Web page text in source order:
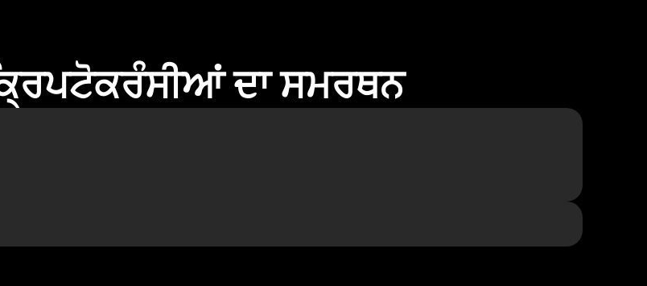
ਦਾ ਸਮਰਥਨ